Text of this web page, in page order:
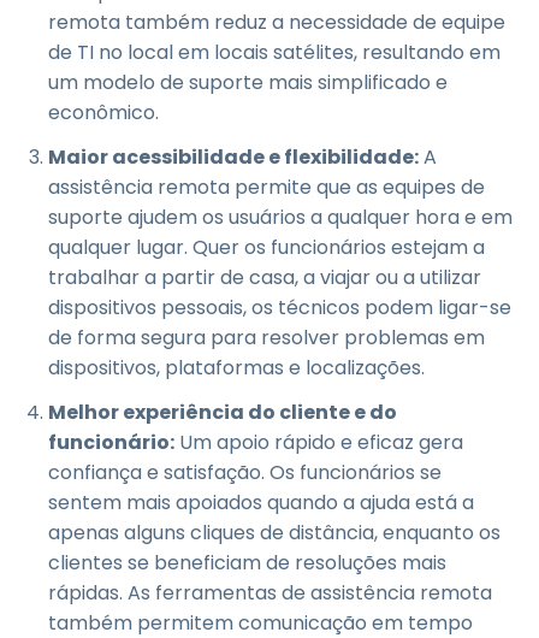
remota também reduz a necessidade de equipe
de TI no local em locais satélites, resultando em
um modelo de suporte mais simplificado e
econômico.
Maior acessibilidade e flexibilidade:A
assistência remota permite que as equipes de
suporte ajudem os usuários a qualquer hora e em
qualquer lugar. Quer os funcionários estejam a
trabalhar a partir de casa, a viajar ou a utilizar
dispositivos pessoais, os técnicos podem ligar-se
de forma segura para resolver problemas em
dispositivos, plataformas e localizações.
Melhor experiência do cliente e do
funcionário: Um apoio rápido e eficaz gera
confiança e satisfação. Os funcionários se
sentem mais apoiados quando a ajuda está a
apenas alguns cliques de distância, enquanto os
clientes se beneficiam de resoluções mais
rápidas. As ferramentas de assistência remota
também permitem comunicação em tempo